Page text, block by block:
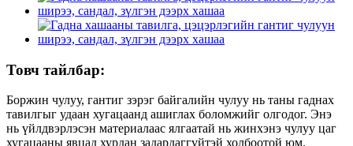
Товч тайлбар:
Боржин чулуу, гантиг зэрэг байгалийн чулуу нь таны гаднах
тавилгыг удаан хугацаанд ашиглах боломжийг олгодог. Энэ
нь үйлдвэрлэсэн материалаас ялгаатай нь жинхэнэ чулуу цаг
хугацааны явцад хурдан задардаггүйтэй холбоотой юм.